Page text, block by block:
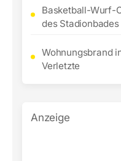
Basketball-Wurf-
des
Wohnungsbrand
Verletzte
Anzeige